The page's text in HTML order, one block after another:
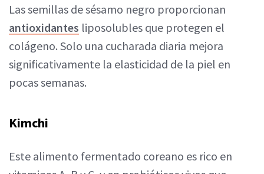
Las semillas de sésamo negro proporcionan
antioxidantes liposolubles que protegen el
colágeno. Solo una cucharada diaria mejora
significativamente la elasticidad de la piel en
pocas semanas.
Kimchi
Este alimento fermentado coreano es rico en